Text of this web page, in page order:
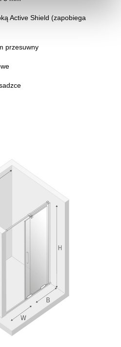
Active Shield (zapobiega
przesuwny